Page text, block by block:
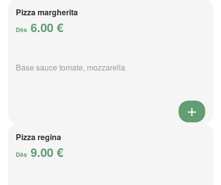
Pizza margherita
Dès 6.00 €
Base sauce tomate, mozzarella
Pizza regina
Dès 9.00 €